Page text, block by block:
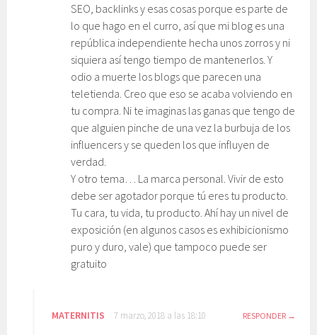
SEO, backlinks y esas cosas porque es parte de
lo que hago en el curro, así que mi blog es una
república independiente hecha unos zorros y ni
siquiera así tengo tiempo de mantenerlos. Y
odio a muerte los blogs que parecen una
teletienda. Creo que eso se acaba volviendo en
tu compra. Ni te imaginas las ganas que tengo de
que alguien pinche de una vez la burbuja de los
influencers y se queden los que influyen de
verdad.
Y otro tema… La marca personal. Vivir de esto
debe ser agotador porque tú eres tu producto.
Tu cara, tu vida, tu producto. Ahí hay un nivel de
exposición (en algunos casos es exhibicionismo
puro y duro, vale) que tampoco puede ser
gratuito
MATERNITIS 7 marzo, 2018 a las 18:10 RESPONDER